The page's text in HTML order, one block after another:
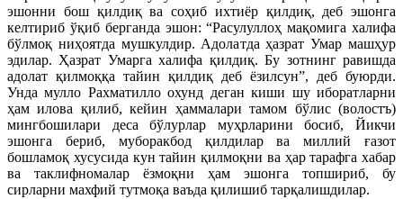
эшонни бош қилдиқ ва соҳиб ихтиёр қилдиқ, деб эшонга
келтириб ўқиб берганда эшон: “Расулуллоҳ мақомига халифа
бўлмоқ ниҳоятда мушкулдир. Адолатда ҳазрат Умар машҳур
эдилар. Ҳазрат Умарга халифа қилдиқ. Бу зотнинг равишда
адолат қилмоққа тайин қилдиқ деб ёзилсун”, деб буюрди.
Унда мулло Рахматилло охунд деган киши шу иборатларни
ҳам илова қилиб, кейин ҳаммалари тамом бўлис (волостъ)
мингбошилари деса бўлурлар муҳрларини босиб, Йикчи
эшонга бериб, муборакбод қилдилар ва миллий ғазот
бошламоқ хусусида кун тайин қилмоқни ва ҳар тарафга хабар
ва таклифномалар ёзмоқни ҳам эшонга топшириб, бу
сирларни махфий тутмоқа ваъда қилишиб тарқалишдилар.